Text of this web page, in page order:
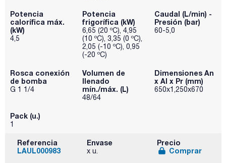
Potencia
calorífica máx.
(kW)
4,5
Potencia
frigorífica (kW)
6,65 (20 ºC), 4,95
(10 ºC), 3,35 (0 ºC),
2,05 (-10 ºC), 0,95
(-20 ºC)
Caudal (L/min) -
Presión (bar)
60-5,0
Rosca conexión
de bomba
G 1 1/4
Volumen de
llenado
mín./máx. (L)
48/64
Dimensiones An
x Al x Pr (mm)
650x1,250x670
Pack (u.)
1
Referencia
LAUL000983
Envase
x u.
Precio
Comprar